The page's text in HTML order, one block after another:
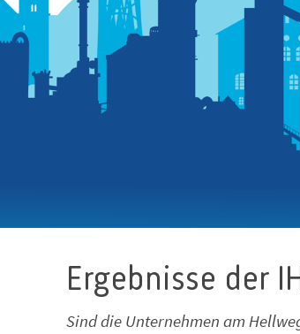
Ergebnisse der
Sind die Unternehmen am